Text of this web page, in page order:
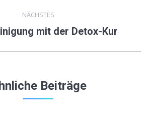
NÄCHSTES
Nächster
mit der Detox-Kur
Beiträge